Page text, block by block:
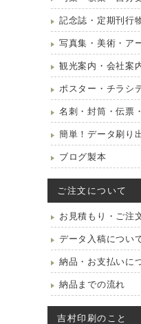
記念誌・定期刊行
写真集・美術・ア
観光案内・会社案
ポスター・チラシ
名刺・封筒・伝票
簡単！データ刷り
ブログ製本
ご注文について
お見積もり・ご注
データ入稿につい
納品・お支払いに
納品までの流れ
吉村印刷のこと